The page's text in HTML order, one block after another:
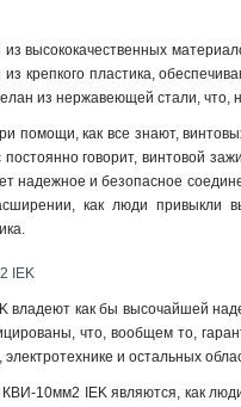
высококачественных
крепкого пластика,
из нержавеющей стали,
помощи, как все знают,
говорит, винтовой
надежное и безопасное
как люди привыкли
IEK
как бы высочайшей
что, вообщем то,
и остальных
10мм2 IEK являются, как